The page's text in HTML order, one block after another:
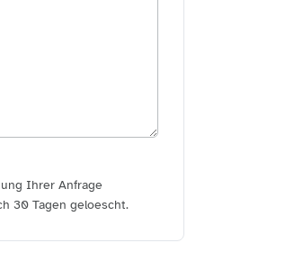
Ihrer Anfrage
30 Tagen geloescht.